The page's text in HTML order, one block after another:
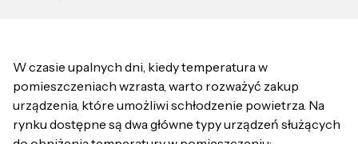
W czasie upalnych dni, kiedy temperatura w
pomieszczeniach wzrasta, warto rozważyć zakup
urządzenia, które umożliwi schłodzenie powietrza. Na
rynku dostępne są dwa główne typy urządzeń służących